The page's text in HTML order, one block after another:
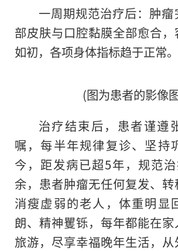
一周期规范治疗后：肿
部皮肤与口腔黏膜全部愈合
如初，各项身体指标趋于正常。
(图为患者的影像图
治疗结束后，患者谨遵
嘱，每半年规律复诊、坚持
今，距发病已超5年，规范
余，患者肿瘤无任何复发、
消瘦虚弱的老人，体重明显
朗、精神矍铄，每年都能在
旅游，尽享幸福晚年生活，